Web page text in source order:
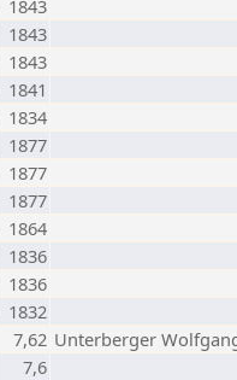
1843
1843
1843
1841
1834
1877
1877
1877
1864
1836
1836
1832
7,62 Unterberger
7,6